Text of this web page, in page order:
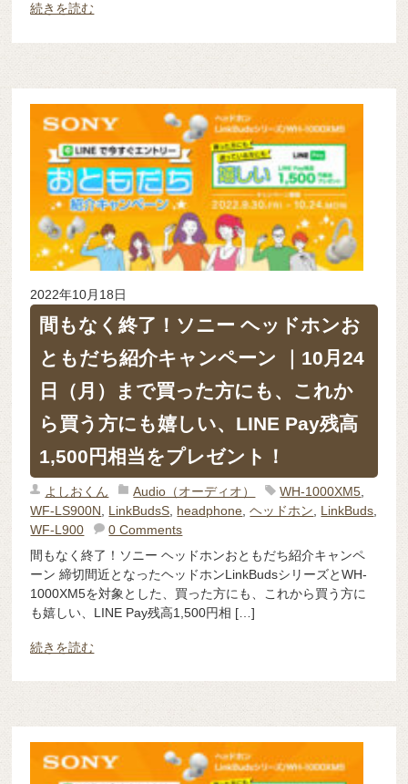
続きを読む
2022年10月18日
間もなく終了！ソニー ヘッドホンお
ともだち紹介キャンペーン ｜10月24
日（月）まで買った方にも、これか
ら買う方にも嬉しい、LINE Pay残高
1,500円相当をプレゼント！
よしおくん Audio（オーディオ） WH-1000XM5
WF-LS900N
LinkBudsS headphone ,ヘッドホン LinkBuds
WF-L900
0 Comments
間もなく終了！ソニー ヘッドホンおともだち紹介キャンペ
ーン 締切間近となったヘッドホンLinkBudsシリーズとWH-
1000XM5を対象とした、買った方にも、これから買う方に
も嬉しい、LINE Pay残高1,500円相 […]
続きを読む